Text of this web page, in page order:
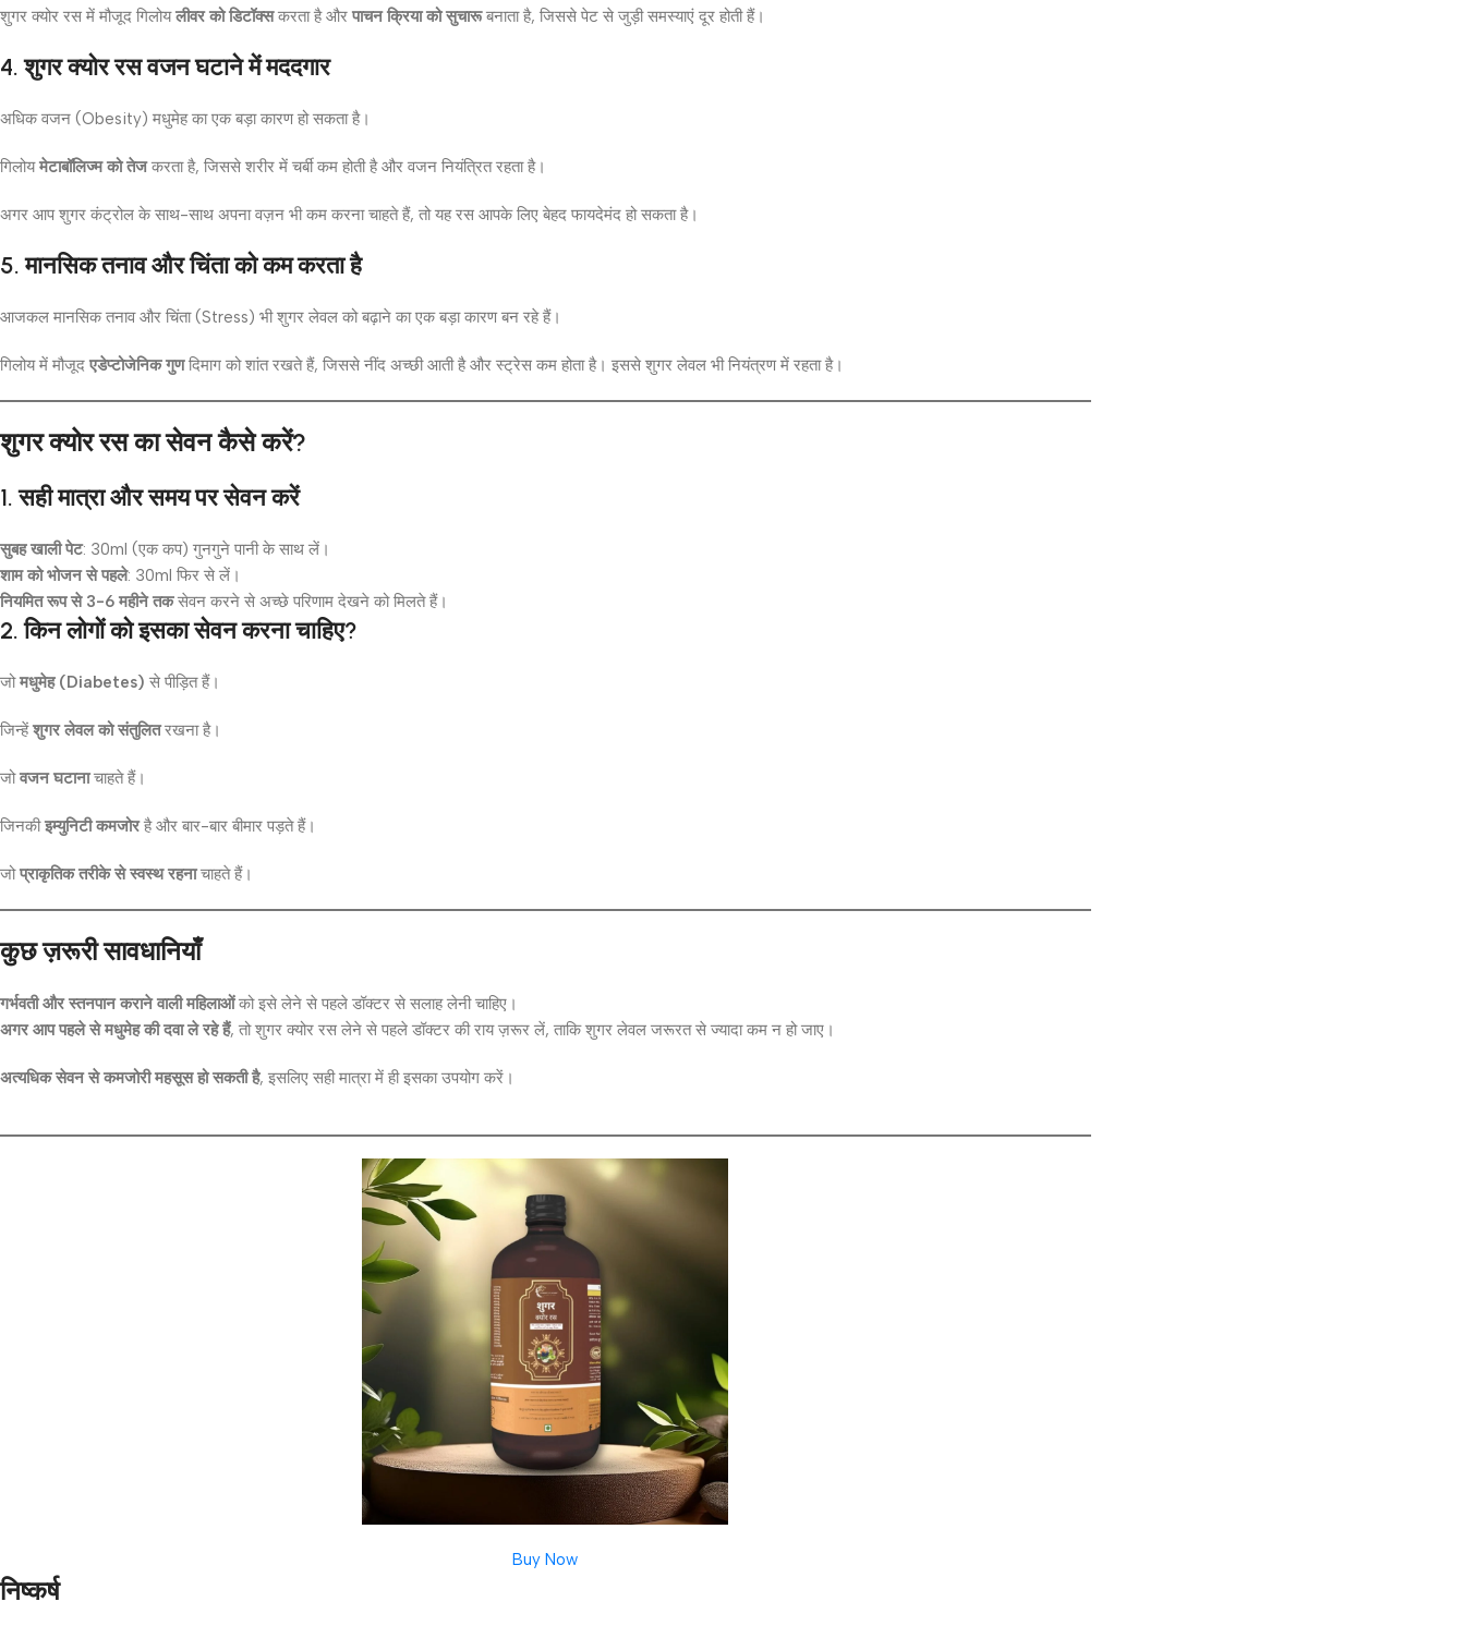
शुगर क्योर रस में मौजूद गिलोयलीवर को डिटॉक्सकरता है और पाचन क्रिया को सुचारूबनाता है, जिससे पेट से जुड़ी समस्याएं दूर होती हैं।
4.शुगर क्योर रसवजन घटाने में मददगार
अधिक वजन (Obesity) मधुमेह का एक बड़ा कारण हो सकता है।
गिलोयमेटाबॉलिज्म को तेजकरता है, जिससे शरीर में चर्बी कम होती है और वजन नियंत्रित रहता है।
अगर आप शुगर कंट्रोल के साथ-साथ अपना वज़न भी कम करना चाहते हैं, तो यह रस आपके लिए बेहद फायदेमंद हो सकता है।
5. मानसिक तनाव और चिंता को कम करता है
आजकल मानसिक तनाव और चिंता (Stress) भी शुगर लेवल को बढ़ाने का एक बड़ा कारण बन रहे हैं।
गिलोय में मौजूद एडेप्टोजेनिक गुणदिमाग को शांत रखते हैं, जिससे नींद अच्छी आती है और स्ट्रेस कम होता है। इससे शुगर लेवल भी नियंत्रण में रहता है।
शुगर क्योर रस का सेवन कैसे करें?
1. सही मात्रा और समय पर सेवन करें
सुबह खाली पेट: 30ml (एक कप) गुनगुने पानी के साथ लें।
शाम को भोजन से पहले: 30ml फिर से लें।
नियमित रूप से 3-6 महीने तकसेवन करने से अच्छे परिणाम देखने को मिलते हैं।
2. किन लोगों को इसका सेवन करना चाहिए?
जोमधुमेह (Diabetes) से पीड़ित हैं।
जिन्हेंशुगर लेवल को संतुलितरखना है।
जोवजन घटानाचाहते हैं।
जिनकीइम्युनिटी कमजोरहै और बार-बार बीमार पड़ते हैं।
जोप्राकृतिक तरीके से स्वस्थ रहनाचाहते हैं।
कुछ ज़रूरी सावधानियाँ
गर्भवती और स्तनपान कराने वाली महिलाओंको इसे लेने से पहले डॉक्टर से सलाह लेनी चाहिए।
अगर आप पहले से मधुमेह की दवा ले रहे हैं, तो शुगर क्योर रस लेने से पहले डॉक्टर की राय ज़रूर लें, ताकि शुगर लेवल जरूरत से ज्यादा कम न हो जाए।
अत्यधिक सेवन से कमजोरी महसूस हो सकती है, इसलिए सही मात्रा में ही इसका उपयोग करें।
Buy Now
निष्कर्ष